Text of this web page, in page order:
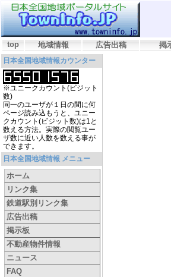
top 地域情報 広告出稿 掲
日本全国地域情報カウンター
※ユニークカウント(ビジット
数)
同一のユーザが１日の間に何
ページ読み込もうと、ユニー
クカウント(ビジット数)は1と
数える方法。実際の閲覧ユー
ザ数に近い人数を数える事が
できます。
日本全国地域情報 メニュー
ホーム
リンク集
鉄道駅別リンク集
広告出稿
掲示板
不動産物件情報
ニュース
FAQ